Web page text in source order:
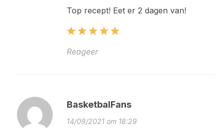
Top recept! Eet er 2 dagen van!
Reageer
BasketbalFans
14/09/2021 om 18:29